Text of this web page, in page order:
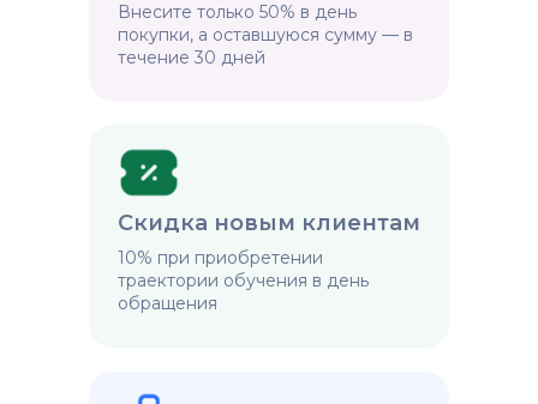
10% при приобретении
траектории обучения в день
обращения
Скидка новым клиентам
Внесите только 50% в день
покупки, а оставшуюся сумму — в
течение 30 дней